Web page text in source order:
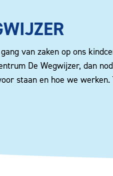
van zaken op ons
De Wegwijzer, dan
staan en hoe we